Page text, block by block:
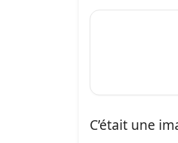
C’était une